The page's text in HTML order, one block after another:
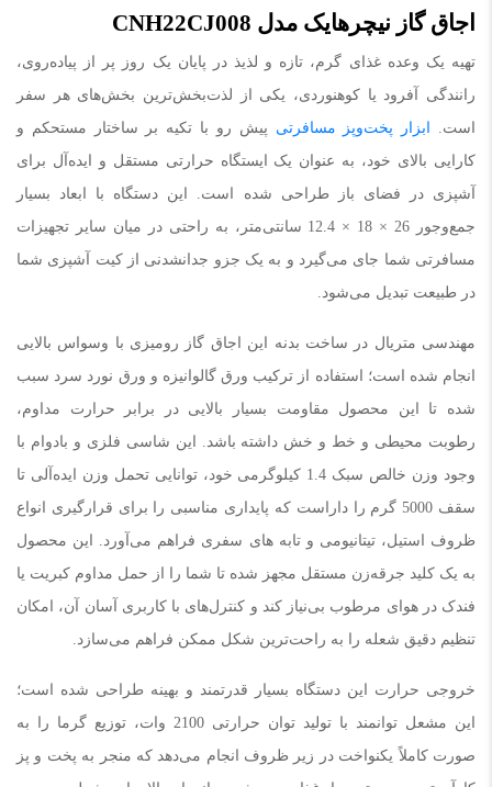
اجاق گاز نیچرهایک مدل CNH22CJ008
تهیه یک وعده غذای گرم، تازه و لذیذ در پایان یک روز پر از پیاده‌روی،
رانندگی آفرود یا کوهنوردی، یکی از لذت‌بخش‌ترین بخش‌های هر سفر
است.
ابزار پخت‌وپز مسافرتی پیش رو با تکیه بر ساختار مستحکم و
کارایی بالای خود، به عنوان یک ایستگاه حرارتی مستقل و ایده‌آل برای
آشپزی در فضای باز طراحی شده است. این دستگاه با ابعاد بسیار
جمع‌وجور 26 × 18 × 12.4 سانتی‌متر، به راحتی در میان سایر تجهیزات
مسافرتی شما جای می‌گیرد و به یک جزو جدانشدنی از کیت آشپزی شما
در طبیعت تبدیل می‌شود.
مهندسی متریال در ساخت بدنه این اجاق گاز رومیزی با وسواس بالایی
انجام شده است؛ استفاده از ترکیب ورق گالوانیزه و ورق نورد سرد سبب
شده تا این محصول مقاومت بسیار بالایی در برابر حرارت مداوم،
رطوبت محیطی و خط و خش داشته باشد. این شاسی فلزی و بادوام با
وجود وزن خالص سبک 1.4 کیلوگرمی خود، توانایی تحمل وزن ایده‌آلی تا
سقف 5000 گرم را داراست که پایداری مناسبی را برای قرارگیری انواع
ظروف استیل، تیتانیومی و تابه های سفری فراهم می‌آورد. این محصول
به یک کلید جرقه‌زن مستقل مجهز شده تا شما را از حمل مداوم کبریت یا
فندک در هوای مرطوب بی‌نیاز کند و کنترل‌های با کاربری آسان آن، امکان
تنظیم دقیق شعله را به راحت‌ترین شکل ممکن فراهم می‌سازد.
خروجی حرارت این دستگاه بسیار قدرتمند و بهینه طراحی شده است؛
این مشعل توانمند با تولید توان حرارتی 2100 وات، توزیع گرما را به
صورت کاملاً یکنواخت در زیر ظروف انجام می‌دهد که منجر به پخت و پز